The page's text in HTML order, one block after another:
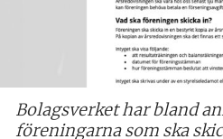
Bolagsverket har bland
föreningarna som ska